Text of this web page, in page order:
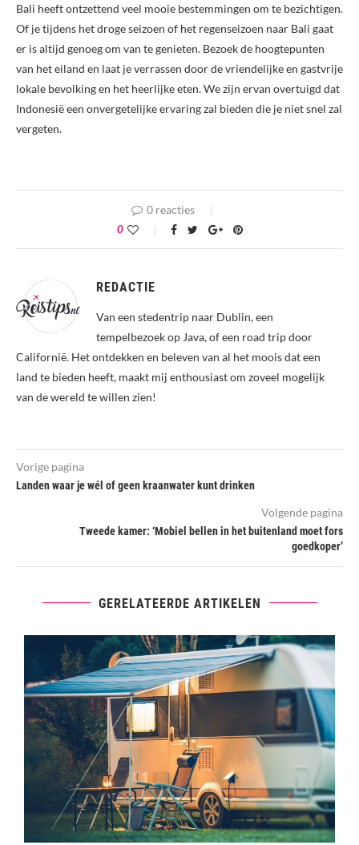
Bali heeft ontzettend veel mooie bestemmingen om te bezichtigen.
Of je tijdens het droge seizoen of het regenseizoen naar Bali gaat
er is altijd genoeg om van te genieten. Bezoek de hoogtepunten
van het eiland en laat je verrassen door de vriendelijke en gastvrije
lokale bevolking en het heerlijke eten. We zijn ervan overtuigd dat
Indonesië een onvergetelijke ervaring zal bieden die je niet snel zal
vergeten.
0 reacties
0
REDACTIE
Van een stedentrip naar Dublin, een
tempelbezoek op Java, of een road trip door
Californië. Het ontdekken en beleven van al het moois dat een
land te bieden heeft, maakt mij enthousiast om zoveel mogelijk
van de wereld te willen zien!
Vorige pagina
Landen waar je wél of geen kraanwater kunt drinken
Volgende pagina
Tweede kamer: ‘Mobiel bellen in het buitenland moet fors
goedkoper’
GERELATEERDE ARTIKELEN